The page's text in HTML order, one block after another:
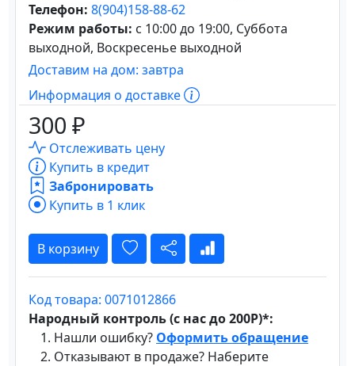
Телефон: 8(904)158-88-62
Режим работы: с 10:00 до 19:00, Суббота
выходной, Воскресенье выходной
Доставим на дом: завтра
Информация о доставке
300 ₽
Отслеживать цену
Купить в кредит
Забронировать
Купить в 1 клик
В корзину
Код товара: 0071012866
Народный контроль (с нас до 200Р)*:
Нашли ошибку? Оформить обращение
Отказывают в продаже? Наберите